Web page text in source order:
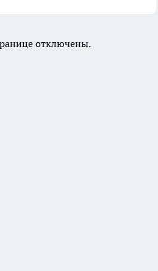
отключены.